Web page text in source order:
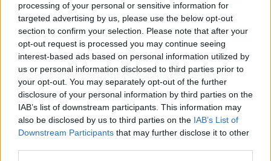
processing of your personal or sensitive information for
targeted advertising by us, please use the below opt-out
section to confirm your selection. Please note that after your
opt-out request is processed you may continue seeing
interest-based ads based on personal information utilized by
us or personal information disclosed to third parties prior to
your opt-out. You may separately opt-out of the further
disclosure of your personal information by third parties on the
IAB’s list of downstream participants. This information may
also be disclosed by us to third parties on the IAB’s List of
Downstream Participants that may further disclose it to other
Πάνω από53 εκατ, ευρώθαπληρωθούν σε
57.700δικαιούχους από e-ΕΦΚΑκαιΔΥΠΑ
από την Τετάρτη 27 Δεκεμβρίου έως και την
Παρασκευή 29 Δεκεμβρίου. Συγκεκριμένα,
σύμφωνα με τη σχετική ανακοίνωση θα
πληρωθούν συνολικά, στο πλαίσιο των
προγραμματισμένων καταβολών, 53.800.000
ευρώ
Πληρωμές e-ΕΦΚΑ